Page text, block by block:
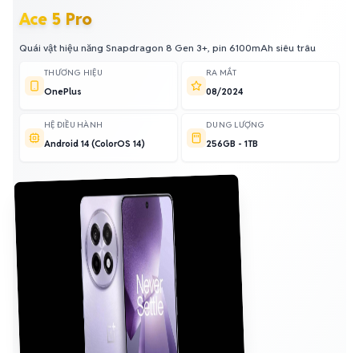
Ace 5 Pro
Quái vật hiệu năng Snapdragon 8 Gen 3+, pin 6100mAh siêu trâu
THƯƠNG HIỆU
OnePlus
RA MẮT
08/2024
HỆ ĐIỀU HÀNH
Android 14 (ColorOS 14)
DUNG LƯỢNG
256GB - 1TB